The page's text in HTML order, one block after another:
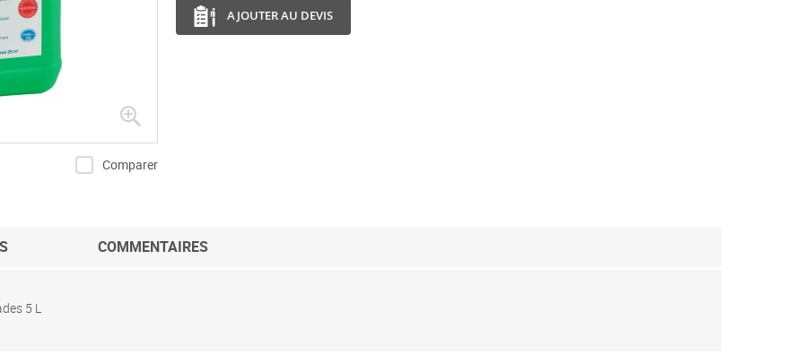
Comparer
AJOUTER AU DEVIS
5 L
COMMENTAIRES